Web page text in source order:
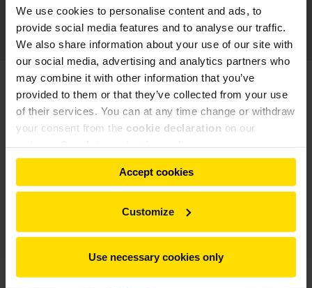
We use cookies to personalise content and ads, to
provide social media features and to analyse our traffic.
We also share information about your use of our site with
our social media, advertising and analytics partners who
may combine it with other information that you’ve
provided to them or that they’ve collected from your use
of their services. You can at any time change or withdraw
your consent from the cookie declaration on our
Accept cookies
Customize
Use necessary cookies only
Keramik, je nach Art und Abrasivität des Sichtgutes.
Konstruktionsprinzip und technische Daten
Wählen Sie den gewünschten Anwendungsbereich
A